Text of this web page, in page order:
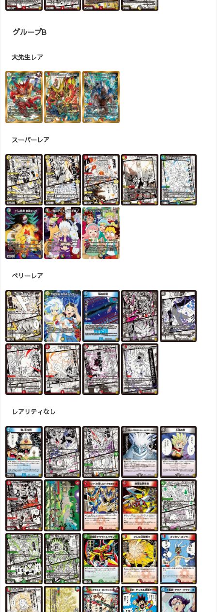
グループB
大先生レア
スーパーレア
ベリーレア
レアリティなし